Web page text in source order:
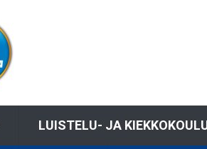
LUISTELU- JA